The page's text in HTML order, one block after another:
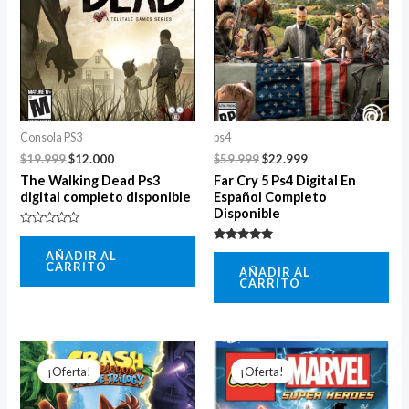
Consola PS3
$19.999
$19.999.
$12.000
$12.000.
The Walking Dead Ps3
digital completo disponible
Valorado
AÑADIR AL
CARRITO
ps4
$59.999
$59.999.
$22.999
$22.999.
Far Cry 5 Ps4 Digital En
Español Completo
Disponible
Valorado
AÑADIR AL
CARRITO
¡Oferta!
El
precio
original
era:
El
precio
actual
es:
¡Oferta!
El
precio
original
era:
El
precio
actual
es: